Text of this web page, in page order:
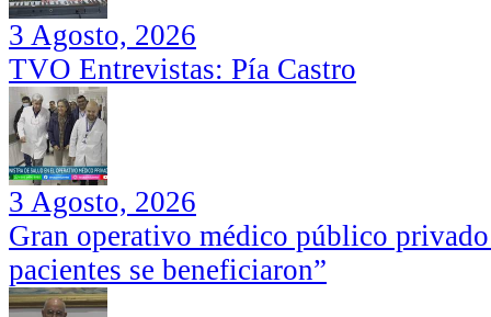
3 Agosto, 2026
TVO Entrevistas: Pía Castro
3 Agosto, 2026
Gran operativo médico público
pacientes se beneficiaron”